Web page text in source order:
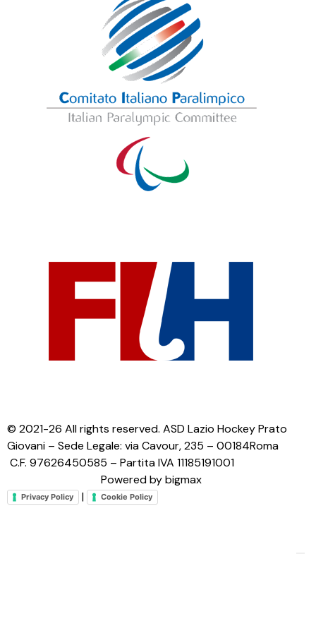
© 2021-26 All rights reserved. ASD Lazio Hockey Prato
Giovani – Sede Legale: via Cavour, 235 – 00184Roma
C.F. 97626450585 – Partita IVA 11185191001
Powered by bigmax
Privacy Policy | Cookie Policy